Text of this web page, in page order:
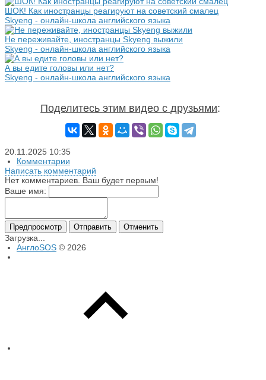
ШОК! Как иностранцы реагируют на советский смалец
Skyeng - онлайн-школа английского языка
Не переживайте, иностранцы Skyeng выжили
Skyeng - онлайн-школа английского языка
А вы едите головы или нет?
Skyeng - онлайн-школа английского языка
Поделитесь этим видео с друзьями:
20.11.2025 10:35
Комментарии
Написать комментарий
Нет комментариев. Ваш будет первым!
Ваше имя:
Предпросмотр Отправить Отменить
Загрузка...
АнглоSOS © 2026